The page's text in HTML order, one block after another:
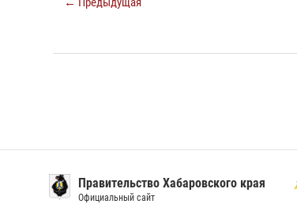
Правительство Хабаровского края
Официальный сайт